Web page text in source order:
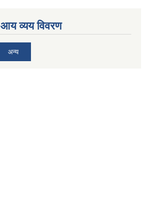
आय व्यय विवरण
अन्य